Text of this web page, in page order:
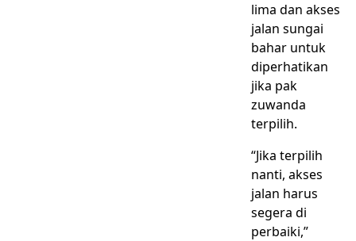
lima dan akses
jalan sungai
bahar untuk
diperhatikan
jika pak
zuwanda
terpilih.
“Jika terpilih
nanti, akses
jalan harus
segera di
perbaiki,”